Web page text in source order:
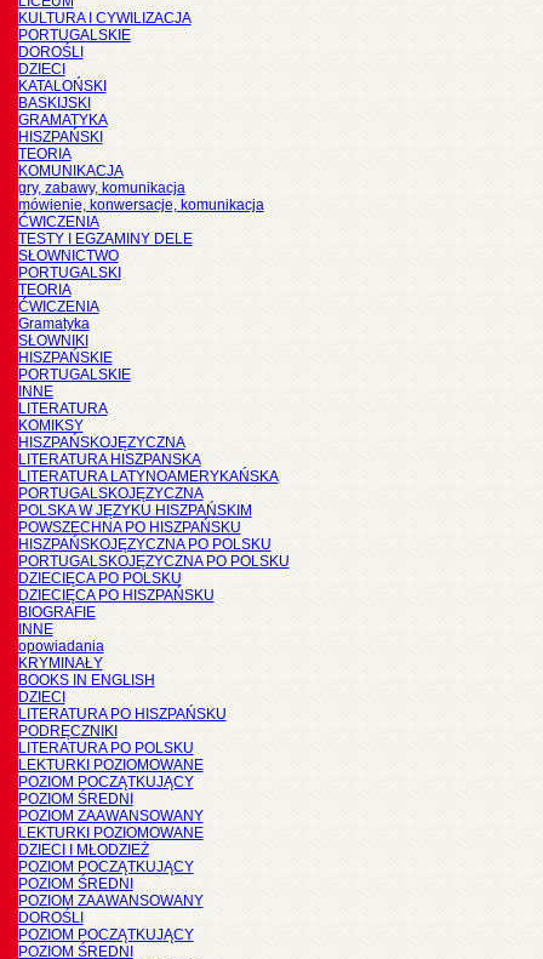
KULTURA I CYWILIZACJA
PORTUGALSKIE
DOROŚLI
DZIECI
KATALOŃSKI
BASKIJSKI
GRAMATYKA
HISZPAŃSKI
TEORIA
KOMUNIKACJA
gry, zabawy, komunikacja
mówienie, konwersacje, komunikacja
ĆWICZENIA
TESTY I EGZAMINY DELE
SŁOWNICTWO
PORTUGALSKI
TEORIA
ĆWICZENIA
Gramatyka
SŁOWNIKI
HISZPAŃSKIE
PORTUGALSKIE
INNE
LITERATURA
KOMIKSY
HISZPAŃSKOJĘZYCZNA
LITERATURA HISZPANSKA
LITERATURA LATYNOAMERYKAŃSKA
PORTUGALSKOJĘZYCZNA
POLSKA W JĘZYKU HISZPAŃSKIM
POWSZECHNA PO HISZPAŃSKU
HISZPAŃSKOJĘZYCZNA PO POLSKU
PORTUGALSKOJĘZYCZNA PO POLSKU
DZIECIĘCA PO POLSKU
DZIECIĘCA PO HISZPAŃSKU
BIOGRAFIE
INNE
opowiadania
KRYMINAŁY
BOOKS IN ENGLISH
DZIECI
LITERATURA PO HISZPAŃSKU
PODRĘCZNIKI
LITERATURA PO POLSKU
LEKTURKI POZIOMOWANE
POZIOM POCZĄTKUJĄCY
POZIOM ŚREDNI
POZIOM ZAAWANSOWANY
LEKTURKI POZIOMOWANE
DZIECI I MŁODZIEŻ
POZIOM POCZĄTKUJĄCY
POZIOM ŚREDNI
POZIOM ZAAWANSOWANY
DOROŚLI
POZIOM POCZĄTKUJĄCY
POZIOM ŚREDNI